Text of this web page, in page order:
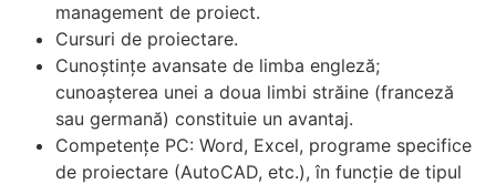
management de proiect.
Cursuri de proiectare.
Cunoștințe avansate de limba engleză;
cunoașterea unei a doua limbi străine (franceză
sau germană) constituie un avantaj.
Competențe PC: Word, Excel, programe specifice
de proiectare (AutoCAD, etc.), în funcție de tipul